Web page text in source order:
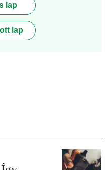
lap
lap